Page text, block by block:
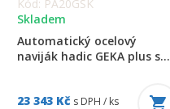
Kód: PA20GSK
Skladem
Automatický ocelový
naviják hadic GEKA plus s...
23 343 Kč s DPH / ks